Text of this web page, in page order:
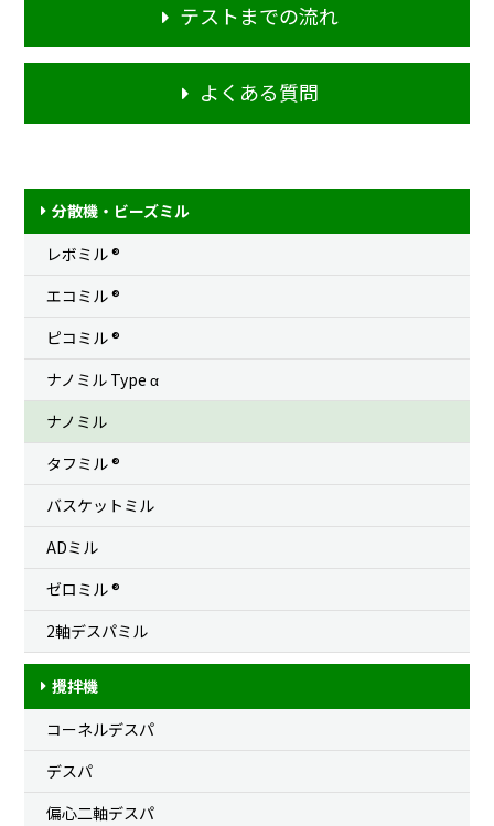
テストまでの流れ
よくある質問
分散機・ビーズミル
レボミル ®
エコミル ®
ピコミル ®
ナノミル Typeα
ナノミル
タフミル ®
バスケットミル
ADミル
ゼロミル ®
2軸デスパミル
攪拌機
コーネルデスパ
デスパ
偏心二軸デスパ